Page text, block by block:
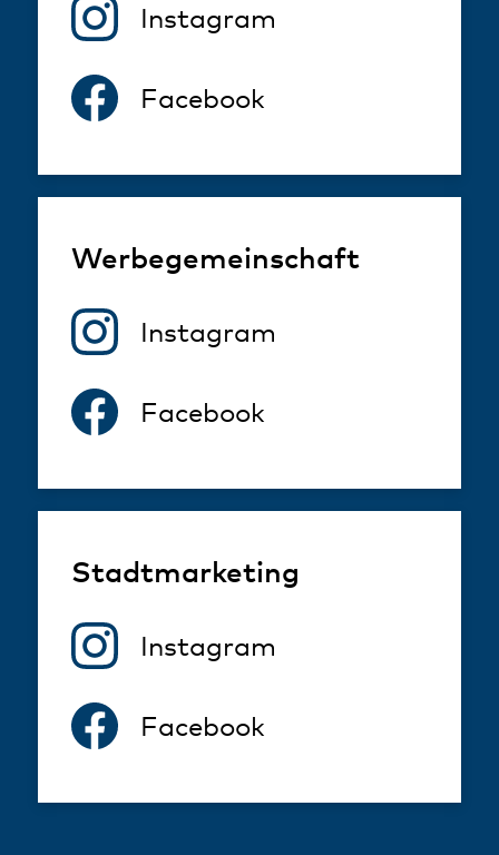
Instagram
Facebook
Werbegemeinschaft
Instagram
Facebook
Stadtmarketing
Instagram
Facebook